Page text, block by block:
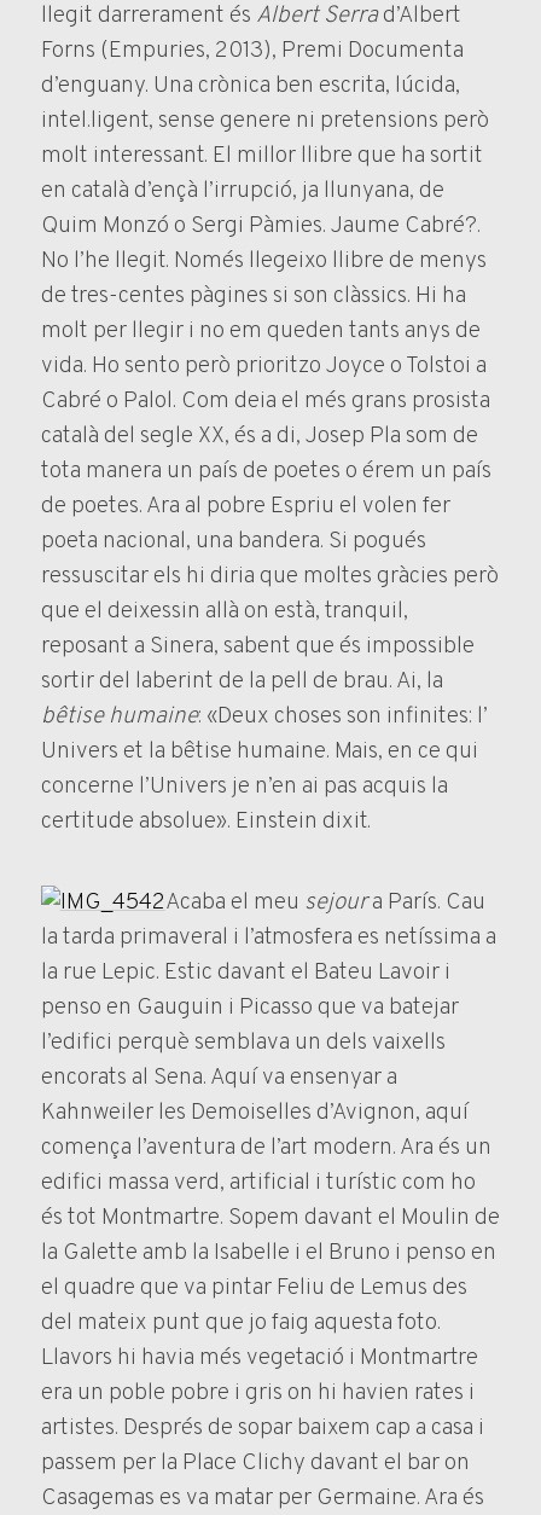
llegit darrerament és Albert Serrad’Albert
Forns (Empuries, 2013), Premi Documenta
d’enguany. Una crònica ben escrita, lúcida,
intel.ligent, sense genere ni pretensions però
molt interessant. El millor llibre que ha sortit
en català d’ençà l’irrupció, ja llunyana, de
Quim Monzó o Sergi Pàmies. Jaume Cabré?.
No l’he llegit. Només llegeixo llibre de menys
de tres-centes pàgines si son clàssics. Hi ha
molt per llegir i no em queden tants anys de
vida. Ho sento però prioritzo Joyce o Tolstoi a
Cabré o Palol. Com deia el més grans prosista
català del segle XX, és a di, Josep Pla som de
tota manera un país de poetes o érem un país
de poetes. Ara al pobre Espriu el volen fer
poeta nacional, una bandera. Si pogués
ressuscitar els hi diria que moltes gràcies però
que el deixessin allà on està, tranquil,
reposant a Sinera, sabent que és impossible
sortir del laberint de la pell de brau. Ai, la
bêtise humaine: «Deux choses son infinites: l’
Univers et la bêtise humaine. Mais, en ce qui
concerne l’Univers je n’en ai pas acquis la
certitude absolue». Einstein dixit.
Acaba el meu sejoura París. Cau
la tarda primaveral i l’atmosfera es netíssima a
la rue Lepic. Estic davant el Bateu Lavoir i
penso en Gauguin i Picasso que va batejar
l’edifici perquè semblava un dels vaixells
encorats al Sena. Aquí va ensenyar a
Kahnweiler les Demoiselles d’Avignon, aquí
comença l’aventura de l’art modern. Ara és un
edifici massa verd, artificial i turístic com ho
és tot Montmartre. Sopem davant el Moulin de
la Galette amb la Isabelle i el Bruno i penso en
el quadre que va pintar Feliu de Lemus des
del mateix punt que jo faig aquesta foto.
Llavors hi havia més vegetació i Montmartre
era un poble pobre i gris on hi havien rates i
artistes. Després de sopar baixem cap a casa i
passem per la Place Clichy davant el bar on
Casagemas es va matar per Germaine. Ara és